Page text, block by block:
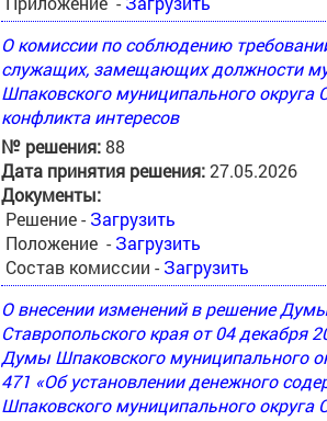
О комиссии по соблюдению
служащих, замещающих должности
Шпаковского муниципального округа
конфликта интересов
№ решения:88
Дата принятия решения:27.05.2026
Документы:
Решение - Загрузить
Положение - Загрузить
Состав комиссии - Загрузить
О внесении изменений в решение
Ставропольского края от 04 декабря
Думы Шпаковского муниципального
471 «Об установлении денежного
Шпаковского муниципального округа